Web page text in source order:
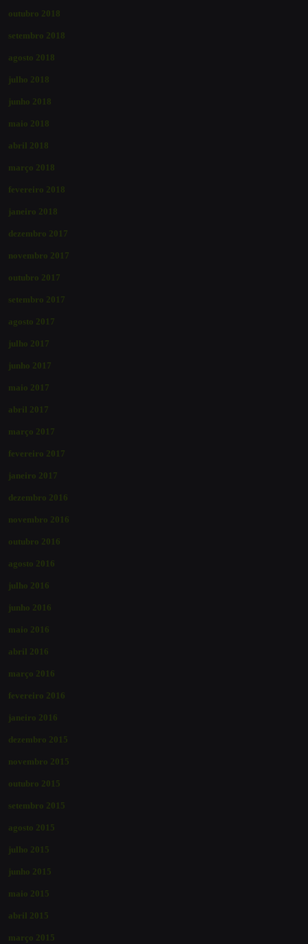
outubro 2018
setembro 2018
agosto 2018
julho 2018
junho 2018
maio 2018
abril 2018
março 2018
fevereiro 2018
janeiro 2018
dezembro 2017
novembro 2017
outubro 2017
setembro 2017
agosto 2017
julho 2017
junho 2017
maio 2017
abril 2017
março 2017
fevereiro 2017
janeiro 2017
dezembro 2016
novembro 2016
outubro 2016
agosto 2016
julho 2016
junho 2016
maio 2016
abril 2016
março 2016
fevereiro 2016
janeiro 2016
dezembro 2015
novembro 2015
outubro 2015
setembro 2015
agosto 2015
julho 2015
junho 2015
maio 2015
abril 2015
março 2015